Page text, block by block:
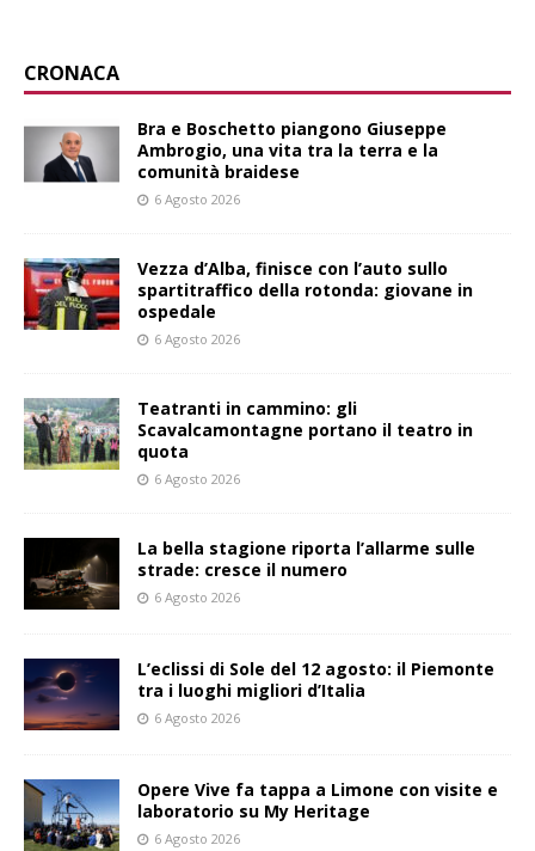
CRONACA
Bra e Boschetto piangono Giuseppe
Ambrogio, una vita tra la terra e la
comunità braidese
6 Agosto 2026
Vezza d’Alba, finisce con l’auto sullo
spartitraffico della rotonda: giovane in
ospedale
6 Agosto 2026
Teatranti in cammino: gli
Scavalcamontagne portano il teatro in
quota
6 Agosto 2026
La bella stagione riporta l’allarme sulle
strade: cresce il numero
6 Agosto 2026
L’eclissi di Sole del 12 agosto: il Piemonte
tra i luoghi migliori d’Italia
6 Agosto 2026
Opere Vive fa tappa a Limone con visite e
laboratorio su My Heritage
6 Agosto 2026